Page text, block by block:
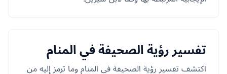
تفسير رؤية الصحيفة في المنام
اكتشف تفسير رؤية الصحيفة في المنام وما ترمز إليه من